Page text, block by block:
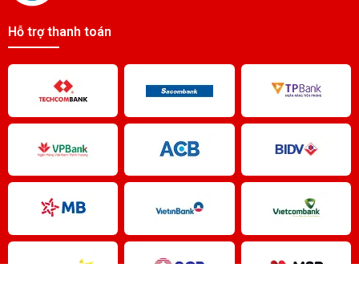
Pin IC200ACC001 Fanuc Battery
Pin GE FANUC D500-AB10
Liên hệ
Pin D100-AB10 GE FANUC
Liên hệ
pin A06B6073K001 Fanuc Battery
Hỗ trợ thanh toán